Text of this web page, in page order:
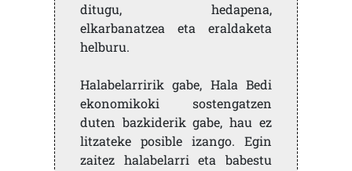
ditugu, hedapena,
elkarbanatzea eta eraldaketa
helburu.
Halabelarririk gabe, Hala Bedi
ekonomikoki sostengatzen
duten bazkiderik gabe, hau ez
litzateke posible izango. Egin
zaitez halabelarri eta babestu